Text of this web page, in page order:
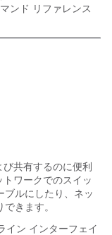
ンド リファレンス
共有するのに便利
ワークでのスイッ
ブルにしたり、ネッ
きます。
イン インターフェイ